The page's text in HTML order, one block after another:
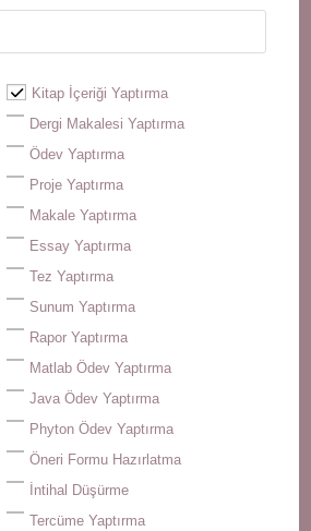
Kitap İçeriği Yaptırma
Dergi Makalesi Yaptırma
Ödev Yaptırma
Proje Yaptırma
Makale Yaptırma
Essay Yaptırma
Tez Yaptırma
Sunum Yaptırma
Rapor Yaptırma
Matlab Ödev Yaptırma
Java Ödev Yaptırma
Phyton Ödev Yaptırma
Öneri Formu Hazırlatma
İntihal Düşürme
Tercüme Yaptırma